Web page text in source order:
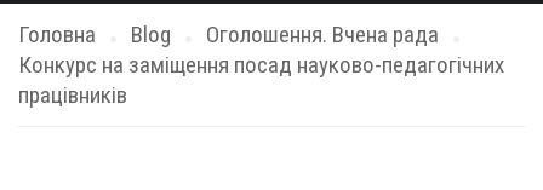
Головна Blog
Оголошення. Вчена рада
Конкурс на заміщення посад науково-педагогічних
працівників